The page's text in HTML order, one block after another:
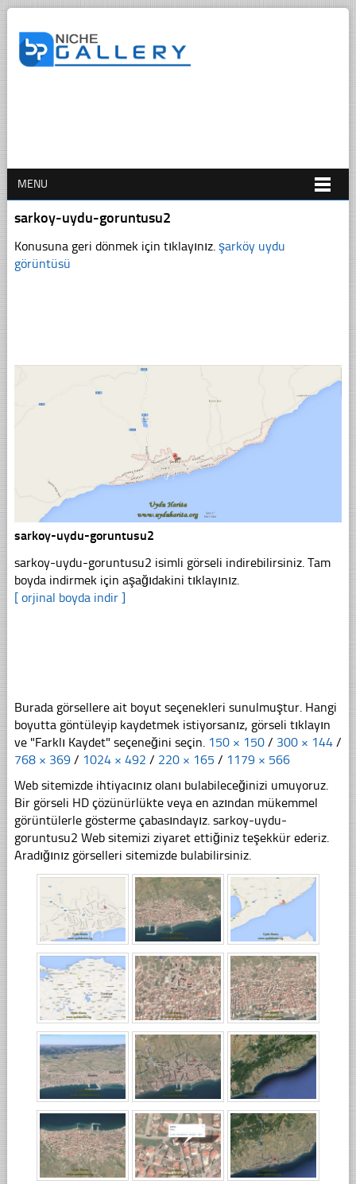
MENU
sarkoy-uydu-goruntusu2
Konusuna geri dönmek için tıklayınız. şarköy uydu
görüntüsü
sarkoy-uydu-goruntusu2
sarkoy-uydu-goruntusu2 isimli görseli indirebilirsiniz. Tam
boyda indirmek için aşağıdakini tıklayınız.
[ orjinal boyda indir ]
Burada görsellere ait boyut seçenekleri sunulmuştur. Hangi
boyutta göntüleyip kaydetmek istiyorsanız, görseli tıklayın
ve "Farklı Kaydet" seçeneğini seçin. 150 × 150 / 300 × 144 /
768 × 369 / 1024 × 492 / 220 × 165 / 1179 × 566
Web sitemizde ihtiyacınız olanı bulabileceğinizi umuyoruz.
Bir görseli HD çözünürlükte veya en azından mükemmel
görüntülerle gösterme çabasındayız. sarkoy-uydu-
goruntusu2 Web sitemizi ziyaret ettiğiniz teşekkür ederiz.
Aradığınız görselleri sitemizde bulabilirsiniz.